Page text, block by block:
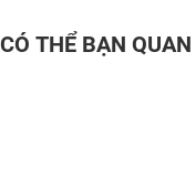
CÓ THỂ BẠN